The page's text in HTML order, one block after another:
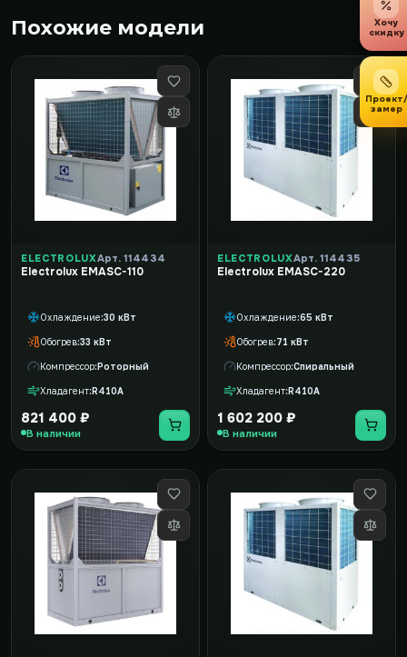
Похожие модели
ELECTROLUXАрт. 114434
Electrolux EMASC-110
Охлаждение 30 кВт
Обогрев 33 кВт
Компрессор Роторный
Хладагент R410A
821 400 ₽
В наличии
ELECTROLUXАрт. 114435
Electrolux EMASC-220
Охлаждение 65 кВт
Обогрев 71 кВт
Компрессор Спиральный
Хладагент R410A
1 602 200 ₽
В наличии
Хочу
скидку
Проект/
замер